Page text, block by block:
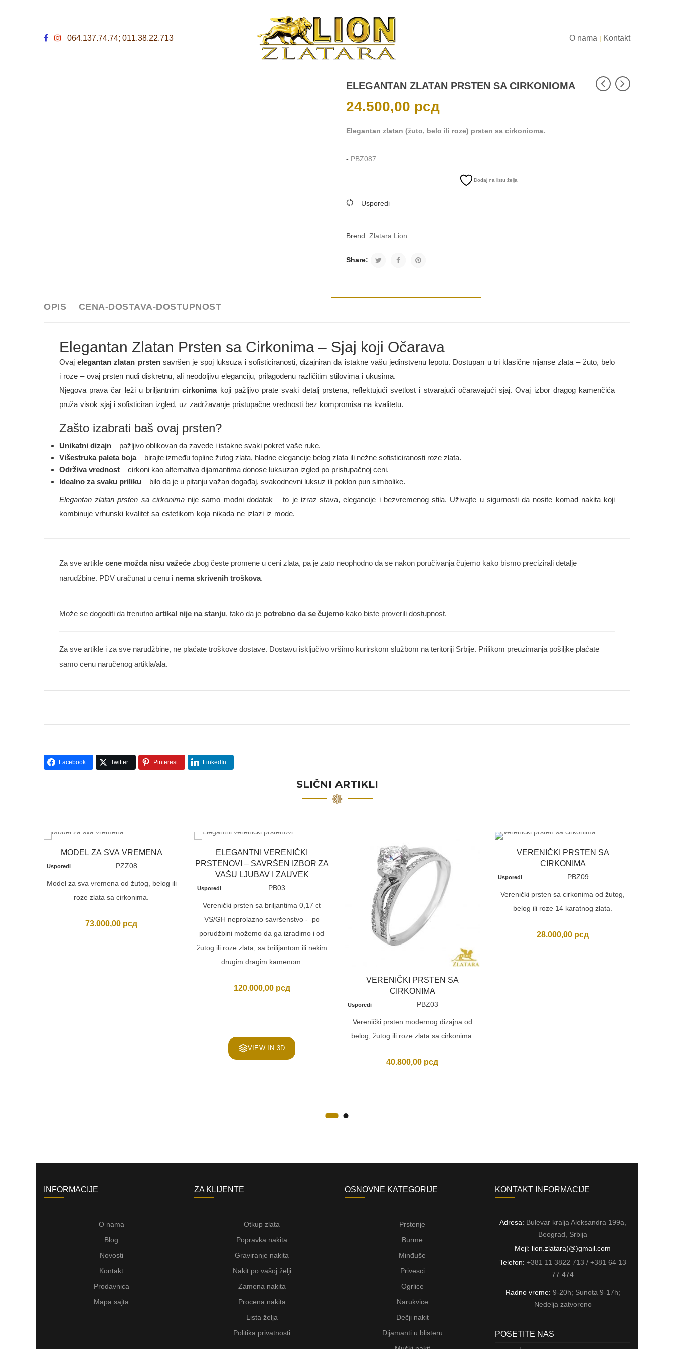
064.137.74.74; 011.38.22.713 O nama | Kontakt
ELEGANTAN ZLATAN PRSTEN SA CIRKONIOMA
24.500,00 рсд
Elegantan zlatan (žuto, belo ili roze) prsten sa cirkonioma.
- PBZ087
Dodaj na listu želja
Usporedi
Brend:Zlatara Lion
Share:
OPIS CENA-DOSTAVA-DOSTUPNOST
Elegantan Zlatan Prsten sa Cirkonima – Sjaj koji Očarava
Ovajelegantan zlatan prstensavršen je spoj luksuza i sofisticiranosti, dizajniran da istakne vašu jedinstvenu lepotu. Dostupan u tri klasične nijanse zlata – žuto, belo
i roze – ovaj prsten nudi diskretnu, ali neodoljivu eleganciju, prilagođenu različitim stilovima i ukusima.
Njegova prava čar leži u briljantnimcirkonimakoji pažljivo prate svaki detalj prstena, reflektujući svetlost i stvarajući očaravajući sjaj. Ovaj izbor dragog kamenčića
pruža visok sjaj i sofisticiran izgled, uz zadržavanje pristupačne vrednosti bez kompromisa na kvalitetu.
Zašto izabrati baš ovaj prsten?
Unikatni dizajn – pažljivo oblikovan da zavede i istakne svaki pokret vaše ruke.
Višestruka paleta boja– birajte između topline žutog zlata, hladne elegancije belog zlata ili nežne sofisticiranosti roze zlata.
Održiva vrednost – cirkoni kao alternativa dijamantima donose luksuzan izgled po pristupačnoj ceni.
Idealno za svaku priliku – bilo da je u pitanju važan događaj, svakodnevni luksuz ili poklon pun simbolike.
Elegantan zlatan prsten sa cirkonimanije samo modni dodatak – to je izraz stava, elegancije i bezvremenog stila. Uživajte u sigurnosti da nosite komad nakita koji
kombinuje vrhunski kvalitet sa estetikom koja nikada ne izlazi iz mode.
Za sve artikle cene možda nisu važeće zbog česte promene u ceni zlata, pa je zato neophodno da se nakon poručivanja čujemo kako bismo precizirali detalje
narudžbine. PDV uračunat u cenu i nema skrivenih troškova.
Može se dogoditi da trenutno artikal nije na stanju, tako da je potrebno da se čujemo kako biste proverili dostupnost.
Za sve artikle i za sve narudžbine, ne plaćate troškove dostave. Dostavu isključivo vršimo kurirskom službom na teritoriji Srbije. Prilikom preuzimanja pošiljke plaćate
samo cenu naručenog artikla/ala.
Facebook Twitter Pinterest LinkedIn
SLIČNI ARTIKLI
MODEL ZA SVA VREMENA
Usporedi PZZ08
Model za sva vremena od žutog, belog ili
roze zlata sa cirkonima.
73.000,00 рсд
ELEGANTNI VERENIČKI
PRSTENOVI – SAVRŠEN IZBOR ZA
VAŠU LJUBAV I ZAUVEK
Usporedi PB03
Verenički prsten sa briljantima 0,17 ct
VS/GH neprolazno savršenstvo - po
porudžbini možemo da ga izradimo i od
žutog ili roze zlata, sa brilijantom ili nekim
drugim dragim kamenom.
120.000,00 рсд
VIEW IN 3D
VERENIČKI PRSTEN SA
CIRKONIMA
Usporedi PBZ03
Verenički prsten modernog dizajna od
belog, žutog ili roze zlata sa cirkonima.
40.800,00 рсд
VERENIČKI PRSTEN SA
CIRKONIMA
Usporedi PBZ09
Verenički prsten sa cirkonima od žutog,
belog ili roze 14 karatnog zlata.
28.000,00 рсд
INFORMACIJE
O nama
Blog
Novosti
Kontakt
Prodavnica
Mapa sajta
ZA KLIJENTE
Otkup zlata
Popravka nakita
Graviranje nakita
Nakit po vašoj želji
Zamena nakita
Procena nakita
Lista želja
Politika privatnosti
OSNOVNE KATEGORIJE
Prstenje
Burme
Minđuše
Privesci
Ogrlice
Narukvice
Dečji nakit
Dijamanti u blisteru
KONTAKT INFORMACIJE
Adresa: Bulevar kralja Aleksandra 199a,
Beograd, Srbija
Mejl: lion.zlatara(@)gmail.com
Telefon: +381 11 3822 713 / +381 64 13
77 474
Radno vreme: 9-20h; Sunota 9-17h;
Nedelja zatvoreno
POSETITE NAS